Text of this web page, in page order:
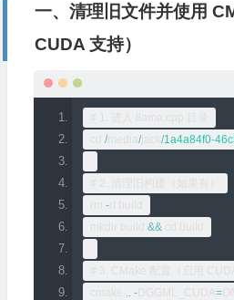
一、清理旧文件并使用
CUDA 支持）
/media /jack /1a4a84f0-
-rf build
&& cd build
.. -DGGML_CUDA =ON